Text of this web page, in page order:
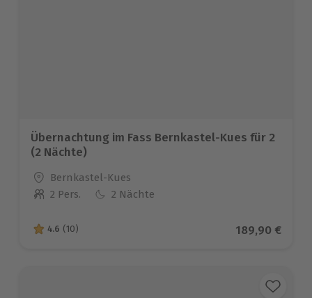
Übernachtung im Fass Bernkastel-Kues für 2
(2 Nächte)
Standort
Bernkastel-Kues
Anzahl der Teilnehmer
2 Pers. 2 Nächte
4.6 von 5 Sternen basierend auf 10 Bewertungen
4.6 (10) Aktueller
189,90 €